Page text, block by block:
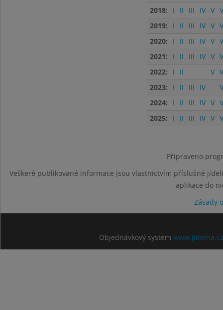
2018:
I II III IV V
2019:
I II III IV V
2020:
I II III IV V
2021:
I II III IV V
2022:
I II V
2023:
I II III IV
2024:
I II III IV V
2025:
I II III IV V
Připraveno
Veškeré publikované informace jsou vlastnictvím příslušné
aplikace do
Zásady
Objednávkový systém www.jidelna.cz